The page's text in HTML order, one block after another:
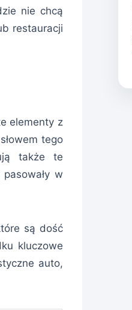
nie chcą
restauracji
elementy z
tego
także te
w
są dość
kluczowe
auto,